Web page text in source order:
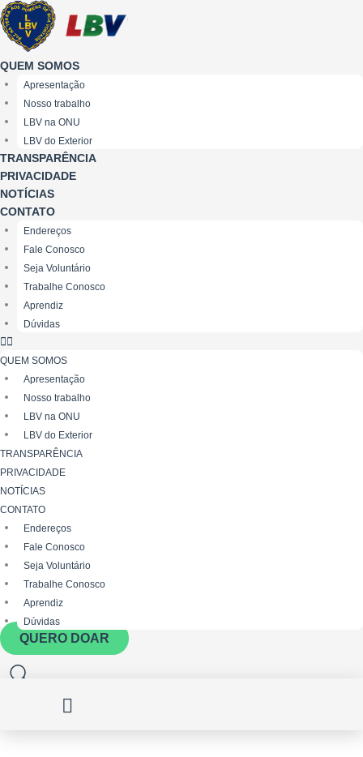
Ir
para
conteúdo
QUEM SOMOS
Apresentação
Nosso trabalho
LBV na ONU
LBV do Exterior
TRANSPARÊNCIA
PRIVACIDADE
NOTÍCIAS
CONTATO
Endereços
Fale Conosco
Seja Voluntário
Trabalhe Conosco
Aprendiz
Dúvidas
QUEM SOMOS
Apresentação
Nosso trabalho
LBV na ONU
LBV do Exterior
TRANSPARÊNCIA
PRIVACIDADE
NOTÍCIAS
CONTATO
Endereços
Fale Conosco
Seja Voluntário
Trabalhe Conosco
Aprendiz
Dúvidas
QUERO DOAR